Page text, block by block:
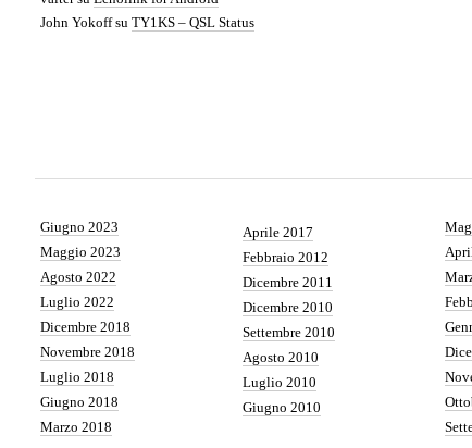
John Yokoffsu TY1KS – QSL Status
Giugno 2023
Maggio 2023
Agosto 2022
Luglio 2022
Dicembre 2018
Novembre 2018
Luglio 2018
Giugno 2018
Marzo 2018
Aprile 2017
Febbraio 2012
Dicembre 2011
Dicembre 2010
Settembre 2010
Agosto 2010
Luglio 2010
Giugno 2010